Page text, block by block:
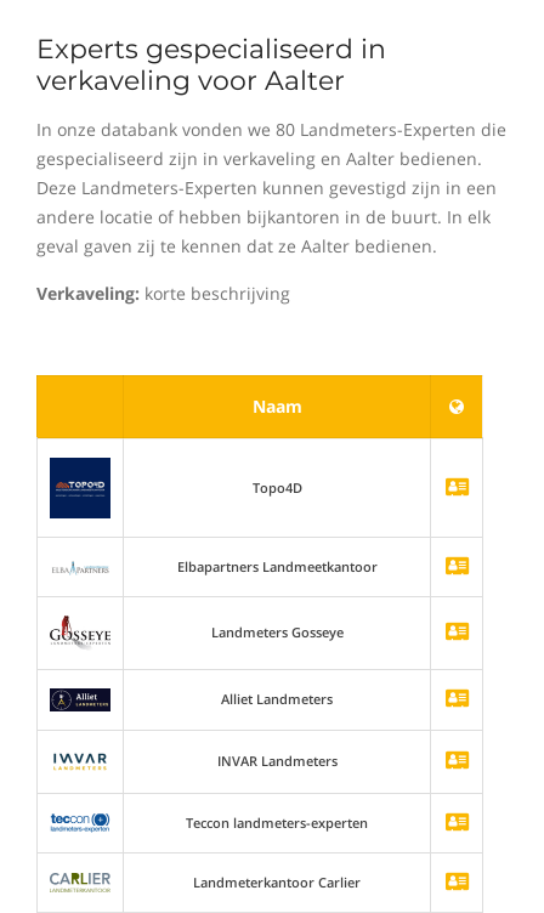
Experts gespecialiseerd in
verkaveling voor Aalter
In onze databank vonden we 80 Landmeters-Experten die
gespecialiseerd zijn in verkaveling en Aalter bedienen.
Deze Landmeters-Experten kunnen gevestigd zijn in een
andere locatie of hebben bijkantoren in de buurt. In elk
geval gaven zij te kennen dat ze Aalter bedienen.
Verkaveling: korte beschrijving
Naam
Topo4D
Elbapartners Landmeetkantoor
Landmeters Gosseye
Alliet Landmeters
INVAR Landmeters
Teccon landmeters-experten
Landmeterkantoor Carlier